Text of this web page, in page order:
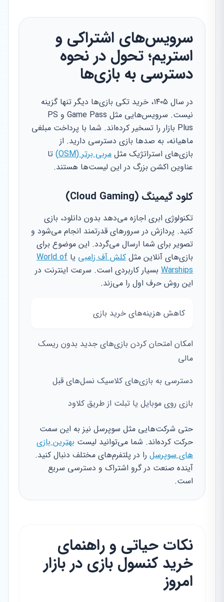
سرویس‌های اشتراکی و
استریم؛ تحول در نحوه
دسترسی به بازی‌ها
در سال ۱۴۰۵، خرید تکی بازی‌ها دیگر تنها گزینه
نیست. سرویس‌هایی مثل Game Pass و PS
Plus بازار را تسخیر کرده‌اند. شما با پرداخت مبلغی
ماهیانه، به صدها بازی دسترسی دارید. از
بازی‌های استراتژیک مثل مربی برتر (OSM)
تا
عناوین اکشن بزرگ در این لیست‌ها هستند.
کلود گیمینگ (Cloud Gaming)
تکنولوژی ابری اجازه می‌دهد بدون دانلود، بازی
کنید. پردازش در سرورهای قدرتمند انجام می‌شود و
تصویر برای شما ارسال می‌گردد. این موضوع برای
بازی‌های آنلاین مثل کلش آف زامبی یا World of
Warships بسیار کاربردی است. سرعت اینترنت در
این روش حرف اول را می‌زند.
کاهش هزینه‌های خرید بازی
امکان امتحان کردن بازی‌های جدید بدون ریسک
مالی
دسترسی به بازی‌های کلاسیک نسل‌های قبل
بازی روی موبایل یا تبلت از طریق کلاود
حتی شرکت‌هایی مثل سوپرسل نیز به این سمت
حرکت کرده‌اند. شما می‌توانید لیست بهترین بازی
های سوپرسل را در پلتفرم‌های مختلف دنبال کنید.
آینده صنعت در گرو اشتراک و دسترسی سریع
است.
نکات حیاتی و راهنمای
خرید کنسول بازی در بازار
امروز